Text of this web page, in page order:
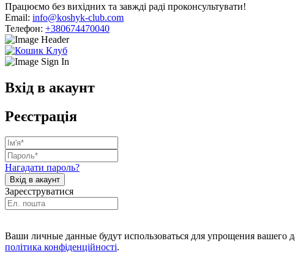
Працюємо без вихідних та завжді раді проконсультувати!
Email: info@koshyk-club.com
Телефон: +380674470040
Вхід в акаунт
Реєстрація
Нагадати пароль?
Зареєструватися
Ваши личные данные будут использоваться для упрощения вашего
політика конфіденційності.